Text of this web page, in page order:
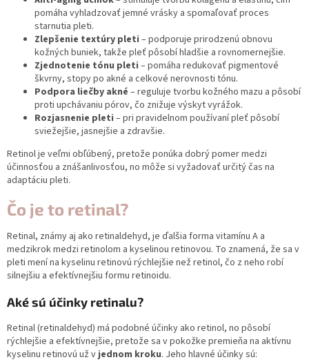
pomáha vyhladzovať jemné vrásky a spomaľovať proces
starnutia pleti.
Zlepšenie textúry pleti – podporuje prirodzenú obnovu
kožných buniek, takže pleť pôsobí hladšie a rovnomernejšie.
Zjednotenie tónu pleti – pomáha redukovať pigmentové
škvrny, stopy po akné a celkové nerovnosti tónu.
Podpora liečby akné – reguluje tvorbu kožného mazu a pôsobí
proti upchávaniu pórov, čo znižuje výskyt vyrážok.
Rozjasnenie pleti – pri pravidelnom používaní pleť pôsobí
sviežejšie, jasnejšie a zdravšie.
Retinol je veľmi obľúbený, pretože ponúka dobrý pomer medzi
účinnosťou a znášanlivosťou, no môže si vyžadovať určitý čas na
adaptáciu pleti.
Čo je to retinal?
Retinal, známy aj ako retinaldehyd, je ďalšia forma vitamínu A a
medzikrok medzi retinolom a kyselinou retinovou. To znamená, že sa v
pleti mení na kyselinu retinovú rýchlejšie než retinol, čo z neho robí
silnejšiu a efektívnejšiu formu retinoidu.
Aké sú účinky retinalu?
Retinal (retinaldehyd) má podobné účinky ako retinol, no pôsobí
rýchlejšie a efektívnejšie, pretože sa v pokožke premieňa na aktívnu
kyselinu retinovú už v jednom kroku. Jeho hlavné účinky sú: